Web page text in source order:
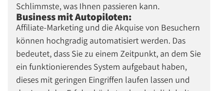
Schlimmste, was Ihnen passieren kann.
Business mit Autopiloten:
Affiliate-Marketing und die Akquise von Besuchern
können hochgradig automatisiert werden. Das
bedeutet, dass Sie zu einem Zeitpunkt, an dem Sie
ein funktionierendes System aufgebaut haben,
dieses mit geringen Eingriffen laufen lassen und